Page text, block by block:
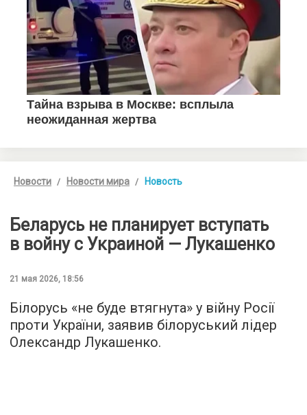
Новости Новости мира Новость
Беларусь не планирует вступать
в войну с Украиной — Лукашенко
21 мая 2026, 18:56
Білорусь «не буде втягнута» у війну Росії
проти України, заявив білоруський лідер
Олександр Лукашенко.